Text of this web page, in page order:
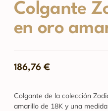
Colgante
en oro
186,76 €
Colgante de la colección
amarillo de 18K y una